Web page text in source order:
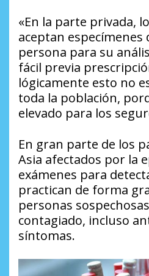
«En la parte privada,
aceptan especímenes
persona para su
fácil previa
lógicamente esto no
toda la población,
elevado para los
En gran parte de los
Asia afectados por la
exámenes para
practican de forma
personas
contagiado, incluso
síntomas.